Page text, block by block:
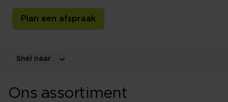
Plan een afspraak
Snel naar
Ons assortiment